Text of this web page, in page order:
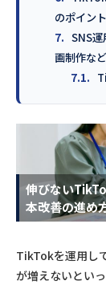
のポイント
7. SNS
画制作な
7.1.
伸びない
本改善の進め
TikTokを運用し
が増えないとい